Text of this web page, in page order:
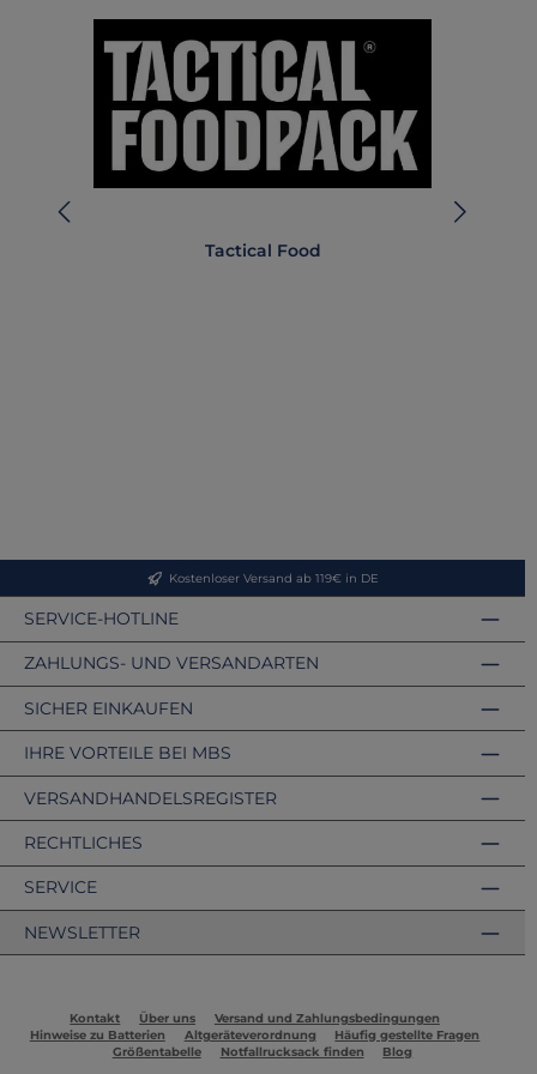
Tactical Food
Kostenloser Versand ab 119€ in DE
SERVICE-HOTLINE
ZAHLUNGS- UND VERSANDARTEN
VERSANDHANDELSREGISTER
SICHER EINKAUFEN
IHRE VORTEILE BEI MBS
RECHTLICHES
SERVICE
NEWSLETTER
Kontakt Über uns
Versand und Zahlungsbedingungen
Hinweise zu Batterien
Altgeräteverordnung
Häufig gestellte Fragen
Größentabelle
Notfallrucksack finden Blog